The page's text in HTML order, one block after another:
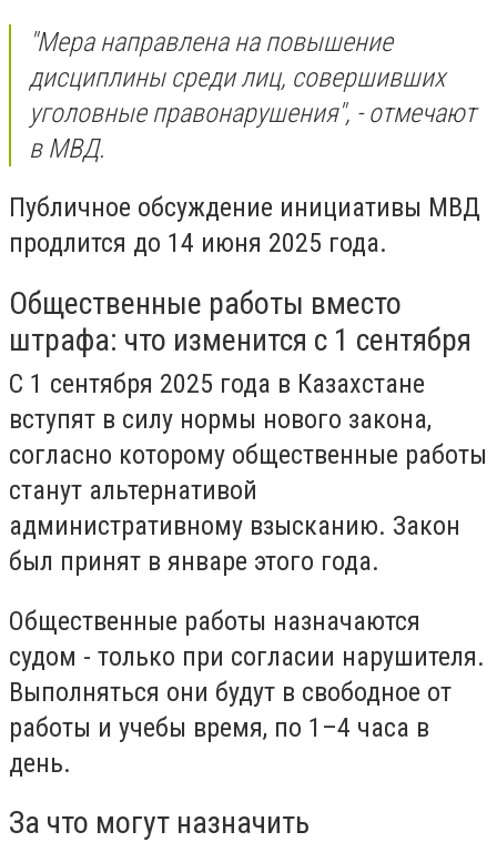
"Мера направлена на повышение
дисциплины среди лиц, совершивших
уголовные правонарушения", - отмечают
в МВД.
Публичное обсуждение инициативы МВД
продлится до 14 июня 2025 года.
Общественные работы вместо
штрафа: что изменится с 1 сентября
С 1 сентября 2025 года в Казахстане
вступят в силу нормы нового закона,
согласно которому общественные работы
станут альтернативой
административному взысканию. Закон
был принят в январе этого года.
Общественные работы назначаются
судом - только при согласии нарушителя.
Выполняться они будут в свободное от
работы и учебы время, по 1–4 часа в
день.
За что могут назначить